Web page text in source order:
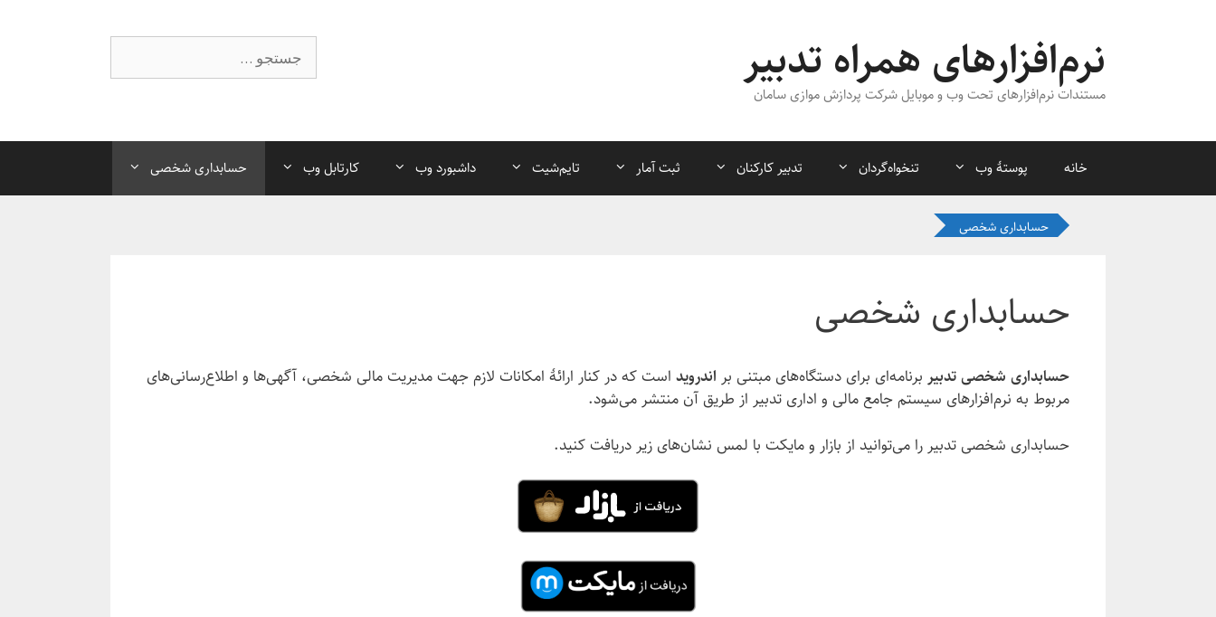
نرم‌افزارهای همراه تدبیر
مستندات نرم‌افزارهای تحت وب و موبایل شرکت پردازش موازی سامان
خانه پوستهٔ وب تنخواه‌گردان تدبیر کارکنان ثبت آمار تایم‌شیت داشبورد وب کارتابل وب حسابداری شخصی
حسابداری شخصی
حسابداری شخصی
حسابداری شخصی تدبیر برنامه‌ای برای دستگاه‌های مبتنی بر اندروید است که در کنار ارائهٔ امکانات لازم جهت مدیریت مالی شخصی، آگهی‌ها و اطلاع‌رسانی‌های
مربوط به نرم‌افزارهای سیستم جامع مالی و اداری تدبیر از طریق آن منتشر می‌شود.
حسابداری شخصی تدبیر را می‌توانید از بازار و مایکت با لمس نشان‌های زیر دریافت کنید.